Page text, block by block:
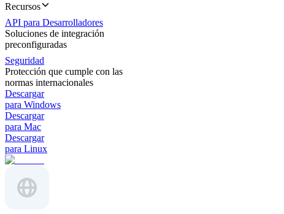
Recursos
API para Desarrolladores
Soluciones de integración
preconfiguradas
Seguridad
Protección que cumple con las
normas internacionales
Descargar
para Windows
Descargar
para Mac
Descargar
para Linux